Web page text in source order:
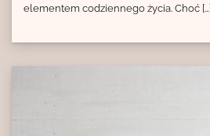
elementem codziennego życia. Choć […]